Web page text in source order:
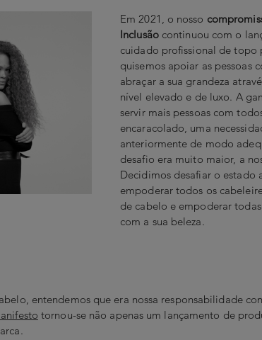
Em 2021, o nosso
Inclusãocontinuou com o
cuidado profissional de topo
quisemos apoiar as pessoas
abraçar a sua grandeza
nível elevado e de luxo. A
servir mais pessoas com
encaracolado, uma
anteriormente de modo
desafio era muito maior, a
Decidimos desafiar o estado
empoderar todos os
de cabelo e empoderar
com a sua beleza.
entendemos que era nossa responsabilidade
tornou-se não apenas um lançamento de